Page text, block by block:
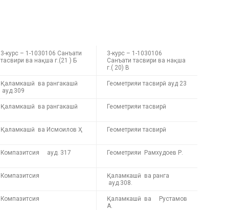
3-курс – 1-1030106 Санъати
тасвири ва нақша г.(21 ) Б
3-курс – 1-1030106
Санъати тасвири ва нақша
г.( 20) В
Қаламкашӣ ва рангакашӣ
ауд.309
Геометрияи тасвирӣ ауд 23
Қаламкашӣ ва рангакашӣ Геометрияи тасвирӣ
Қаламкашӣ ва Исмоилов Ҳ Геометрияи тасвирӣ
Компазитсия ауд. 317 Геометрияи Рамхудоев Р.
Компазитсия
Қаламкашӣ ва ранга
ауд.308.
Компазитсия
Қаламкашӣ ва Рустамов
А.